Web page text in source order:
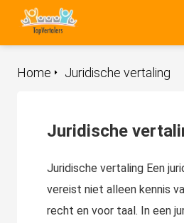
Juridische vertaling
Home
Juridische
Juridische vertaling Een
vereist niet alleen kennis
recht en voor taal. In een